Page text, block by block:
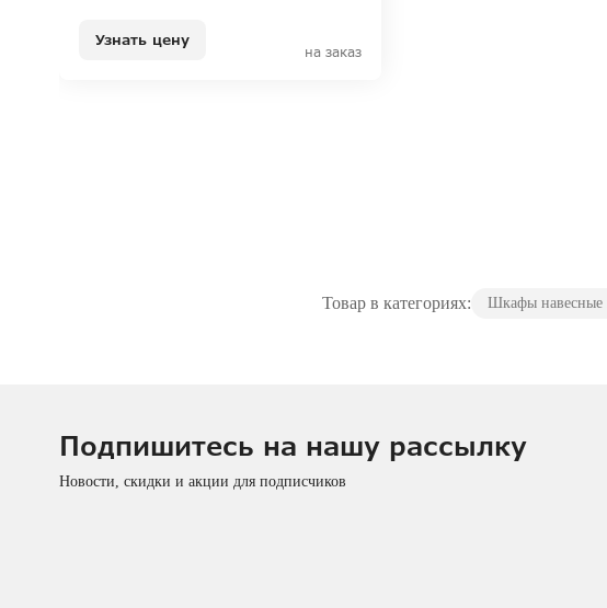
Узнать цену
на заказ
Товар в категориях: Шкафы навесные
Подпишитесь на нашу рассылку
Новости, скидки и акции для подписчиков